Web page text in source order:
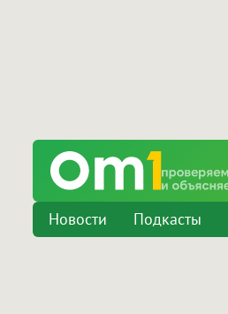
Новости Подкасты